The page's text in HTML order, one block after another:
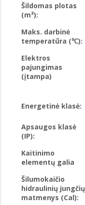
Šildomas plotas
(m²):
Maks. darbinė
temperatūra (℃):
Elektros
pajungimas
(įtampa)
Energetinė klasė:
Apsaugos klasė
(IP):
Kaitinimo
elementų galia
Šilumokaičio
hidraulinių jungčių
matmenys (Cal):